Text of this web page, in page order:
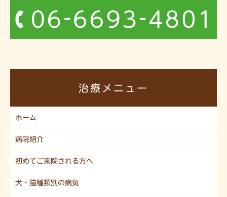
治療メニュー
ホーム
病院紹介
初めてご来院される方へ
犬・猫種類別の病気